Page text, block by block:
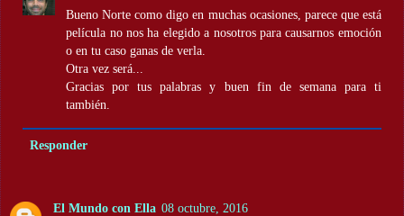
Bueno Norte como digo en muchas ocasiones, parece que está
película no nos ha elegido a nosotros para causarnos emoción
o en tu caso ganas de verla.
Otra vez será...
Gracias por tus palabras y buen fin de semana para ti
también.
Responder
El Mundo con Ella 08 octubre, 2016